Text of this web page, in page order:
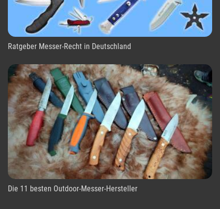
Ratgeber Messer-Recht in Deutschland
Die 11 besten Outdoor-Messer-Hersteller